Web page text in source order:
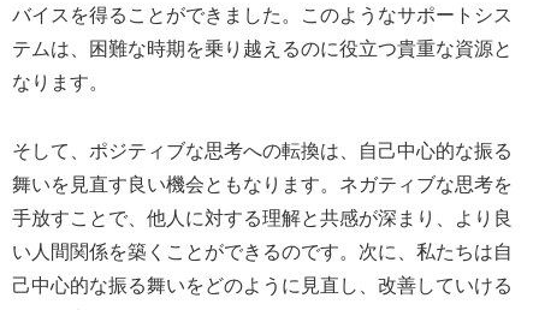
バイスを得ることができました。このようなサポートシス
テムは、困難な時期を乗り越えるのに役立つ貴重な資源と
なります。
そして、ポジティブな思考への転換は、自己中心的な振る
舞いを見直す良い機会ともなります。ネガティブな思考を
手放すことで、他人に対する理解と共感が深まり、より良
い人間関係を築くことができるのです。次に、私たちは自
己中心的な振る舞いをどのように見直し、改善していける